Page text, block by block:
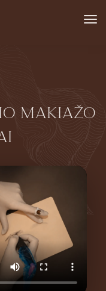
makiažo